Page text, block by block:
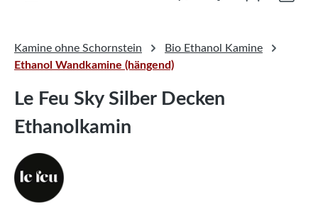
Kamine ohne Schornstein
Bio Ethanol Kamine
Ethanol Wandkamine (hängend)
Le Feu Sky Silber Decken
Ethanolkamin